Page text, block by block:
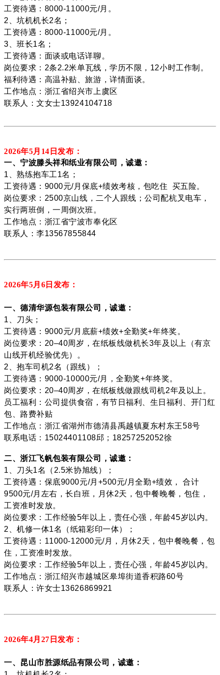
工资待遇：8000-11000元/月。
2、坑机机长2名；
工资待遇：8000-11000元/月。
3、班长1名；
工资待遇：面谈或电话详聊。
岗位要求：2条2.2米单瓦线，学历不限，12小时工作制。
福利待遇：高温补贴、旅游，详情面谈。
工作地点：浙江省绍兴市上虞区
联系人：文女士13924104718
2026年5月14 日发布：
一、宁波滕头祥和纸业有限公司，诚邀：
1、熟练抱车工1名；
工资待遇：9000元/月保底+绩效考核，包吃住 买五险。
岗位要求：2500京山线，二个人跟线；公司配杭叉电车，
实行两班倒，一周倒次班。
工作地点：浙江省宁波市奉化区
联系人：李13567855844
2026年5月6 日发布：
一、德清华源包装有限公司，诚邀：
1、刀头；
工资待遇：9000元/月底薪+绩效+全勤奖+年终奖。
岗位要求：20–40周岁，在纸板线做机长3年及以上（有京
山线开机经验优先）。
2、抱车司机2名（跟线）；
工资待遇：9000-10000元/月，全勤奖+年终奖。
岗位要求：20–40周岁，在纸板线做跟线司机2年及以上。
员工福利：公司提供食宿，有节日福利、生日福利、开门红
包、路费补贴
工作地点：浙江省湖州市德清县禹越镇夏东村东王58号
联系电话：15024401108邱；18257252052徐
二、浙江飞帆包装有限公司，诚邀：
1、刀头1名（2.5米协旭线）；
工资待遇：保底9000元/月+500元/月全勤+绩效， 合计
9500元/月左右，长白班，月休2天，包中餐晚餐，包住，
工资准时发放。
岗位要求：工作经验5年以上，责任心强，年龄45岁以内。
2、机修一体1名（纸箱彩印一体）；
工资待遇：11000-12000元/月，月休2天，包中餐晚餐，包
住，工资准时发放。
岗位要求：工作经验5年以上，责任心强，年龄45岁以内。
工作地点：浙江绍兴市越城区皋埠街道香积路60号
联系人：许女士13626869921
2026年4月27 日发布：
一、昆山市胜源纸品有限公司，诚邀：